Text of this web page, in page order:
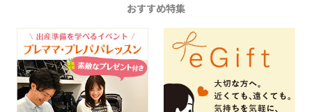
おすすめ特集